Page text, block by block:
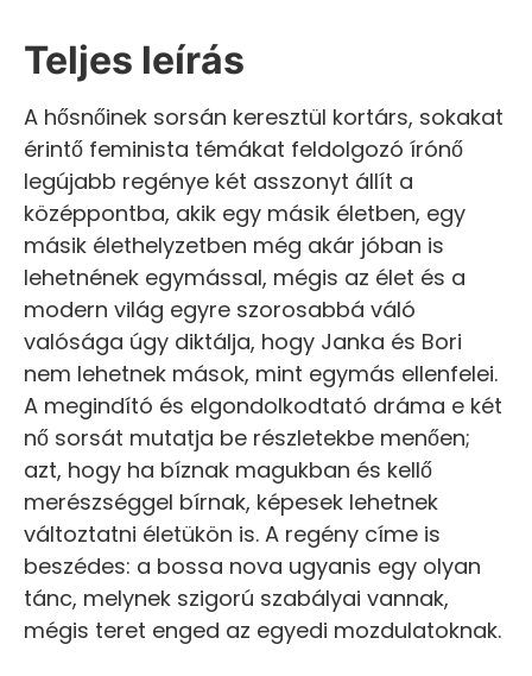
Teljes leírás
A hősnőinek sorsán keresztül kortárs, sokakat
érintő feminista témákat feldolgozó írónő
legújabb regénye két asszonyt állít a
középpontba, akik egy másik életben, egy
másik élethelyzetben még akár jóban is
lehetnének egymással, mégis az élet és a
modern világ egyre szorosabbá váló
valósága úgy diktálja, hogy Janka és Bori
nem lehetnek mások, mint egymás ellenfelei.
A megindító és elgondolkodtató dráma e két
nő sorsát mutatja be részletekbe menően;
azt, hogy ha bíznak magukban és kellő
merészséggel bírnak, képesek lehetnek
változtatni életükön is. A regény címe is
beszédes: a bossa nova ugyanis egy olyan
tánc, melynek szigorú szabályai vannak,
mégis teret enged az egyedi mozdulatoknak.